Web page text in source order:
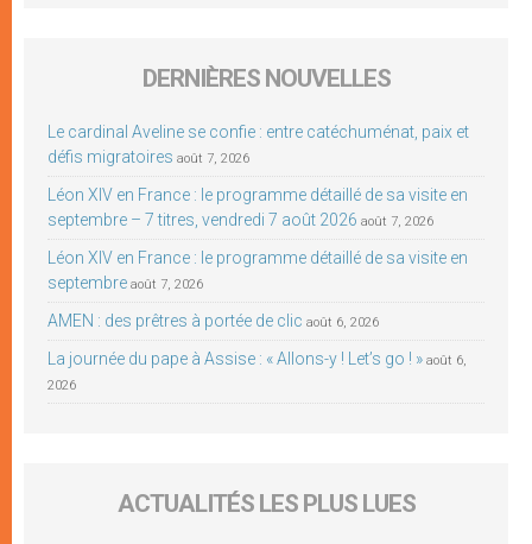
DERNIÈRES NOUVELLES
Le cardinal Aveline se confie : entre catéchuménat, paix et
défis migratoires août 7, 2026
Léon XIV en France : le programme détaillé de sa visite en
septembre – 7 titres, vendredi 7 août 2026 août 7, 2026
Léon XIV en France : le programme détaillé de sa visite en
septembre août 7, 2026
AMEN : des prêtres à portée de clic août 6, 2026
La journée du pape à Assise : « Allons-y ! Let’s go ! » août 6,
2026
ACTUALITÉS LES PLUS LUES